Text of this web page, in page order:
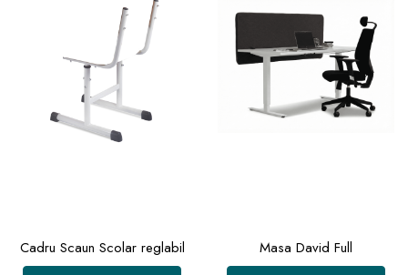
Cadru Scaun Scolar reglabil Masa David Full